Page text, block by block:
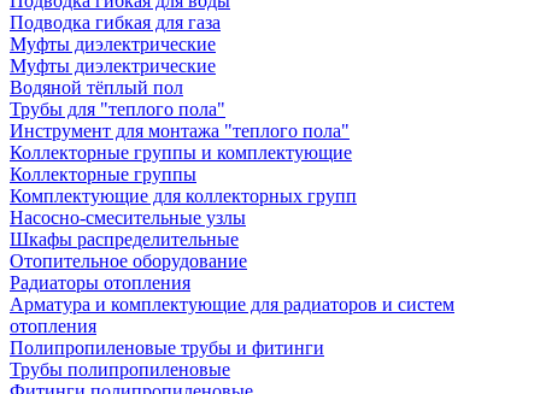
Подводка гибкая для газа
Муфты диэлектрические
Муфты диэлектрические
Водяной тёплый пол
Трубы для "теплого пола"
Инструмент для монтажа "теплого пола"
Коллекторные группы и комплектующие
Коллекторные группы
Комплектующие для коллекторных групп
Насосно-смесительные узлы
Шкафы распределительные
Отопительное оборудование
Радиаторы отопления
Арматура и комплектующие для радиаторов и систем
отопления
Полипропиленовые трубы и фитинги
Трубы полипропиленовые